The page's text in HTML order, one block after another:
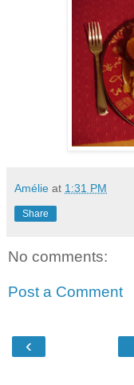
Amélie at 1:31 PM
Share
No comments:
Post a Comment
‹